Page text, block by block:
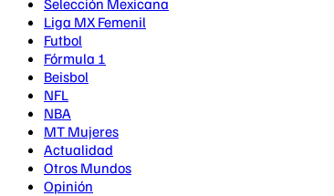
Selección Mexicana
Liga MX Femenil
Futbol
Fórmula 1
Beisbol
NFL
NBA
MT Mujeres
Actualidad
Otros Mundos
Opinión